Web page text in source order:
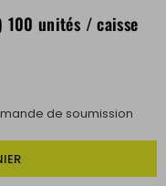
100 unités / caisse
de soumission